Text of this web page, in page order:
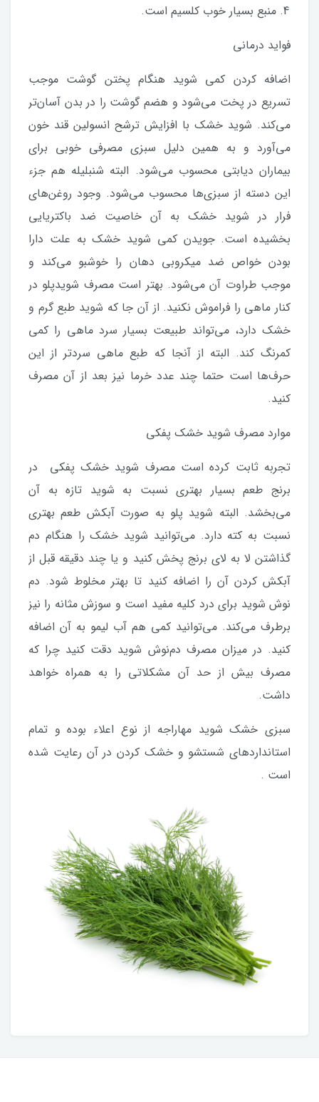
منبع بسیار خوب کلسیم است.
فواید درمانی
اضافه کردن کمی شوید هنگام پختن گوشت موجب
تسریع در پخت می‌شود و هضم گوشت را در بدن آسان‌تر
می‌کند. شوید خشک با افزایش ترشح انسولین قند خون
می‌آورد و به همین دلیل سبزی مصرفی خوبی برای
بیماران دیابتی محسوب می‌شود. البته شنبلیله هم جزء
این دسته از سبزی‌ها محسوب می‌شود. وجود روغن‌های
فرار در شوید خشک به آن خاصیت ضد باکتریایی
بخشیده است. جویدن کمی شوید خشک به علت دارا
بودن خواص ضد میکروبی دهان را خوشبو می‌کند و
موجب طراوت آن می‌شود. بهتر است مصرف شویدپلو در
کنار ماهی را فراموش نکنید. از آن جا که شوید طبع گرم و
خشک دارد، می‌تواند طبیعت بسیار سرد ماهی را کمی
کمرنگ کند. البته از آنجا که طبع ماهی سردتر از این
حرف‌ها است حتما چند عدد خرما نیز بعد از آن مصرف
کنید.
موارد مصرف شوید خشک پفکی
تجربه ثابت کرده است مصرف شوید خشک پفکی در
برنج طعم بسیار بهتری نسبت به شوید تازه به آن
می‌بخشد. البته شوید پلو به صورت آبکش طعم بهتری
نسبت به کته دارد. می‌توانید شوید خشک را هنگام دم
گذاشتن لا به لای برنج پخش کنید و یا چند دقیقه قبل از
آبکش کردن آن را اضافه کنید تا بهتر مخلوط شود. دم
نوش شوید برای درد کلیه مفید است و سوزش مثانه را نیز
برطرف می‌کند. می‌توانید کمی هم آب لیمو به آن اضافه
کنید. در میزان مصرف دم‌نوش شوید دقت کنید چرا که
مصرف بیش از حد آن مشکلاتی را به همراه خواهد
داشت.
سبزی خشک شوید مهاراجه از نوع اعلاء بوده و تمام
استانداردهای شستشو و خشک کردن در آن رعایت شده
است .